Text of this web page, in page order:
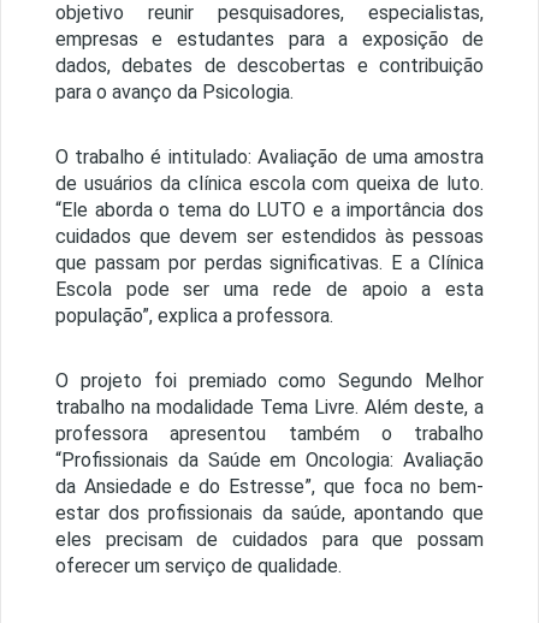
objetivo reunir pesquisadores, especialistas,
empresas e estudantes para a exposição de
dados, debates de descobertas e contribuição
para o avanço da Psicologia.
O trabalho é intitulado: Avaliação de uma amostra
de usuários da clínica escola com queixa de luto.
“Ele aborda o tema do LUTO e a importância dos
cuidados que devem ser estendidos às pessoas
que passam por perdas significativas. E a Clínica
Escola pode ser uma rede de apoio a esta
população”, explica a professora.
O projeto foi premiado como Segundo Melhor
trabalho na modalidade Tema Livre. Além deste, a
professora apresentou também o trabalho
“Profissionais da Saúde em Oncologia: Avaliação
da Ansiedade e do Estresse”, que foca no bem-
estar dos profissionais da saúde, apontando que
eles precisam de cuidados para que possam
oferecer um serviço de qualidade.